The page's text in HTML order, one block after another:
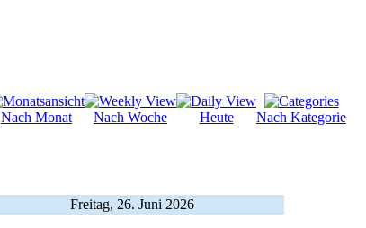
Nach Monat Nach Woche Heute Nach Kategorie
Freitag, 26. Juni 2026